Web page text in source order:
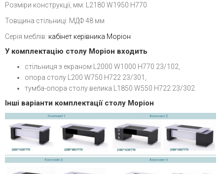
Розміри конструкції, мм: L2180 W1950 H770
Товщина стільниці: МДФ 48 мм
Серія меблів: кабінет керівника Моріон
У комплектацію столу Моріон входить
стільниця з екраном L2000 W1000 H770 23/102,
опора столу L200 W750 H722 23/301,
тумба-опора столу велика L1850 W550 H722 23/302.
Інші варіанти комплектації столу Моріон